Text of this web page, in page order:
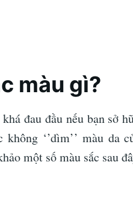
màu gì?
đau đầu nếu bạn sở
‘’dìm’’ màu da
một số màu sắc sau